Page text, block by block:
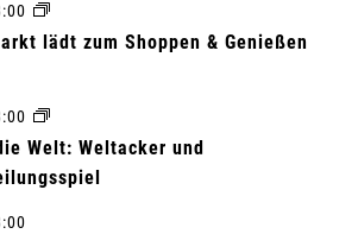
lädt zum Shoppen & Genießen
Welt: Weltacker und